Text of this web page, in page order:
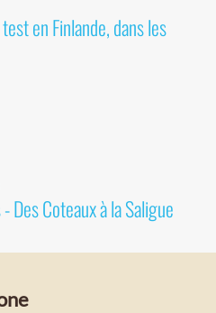
en Finlande, dans les
Des Coteaux à la Saligue